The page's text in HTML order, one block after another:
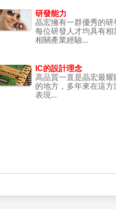
研發能力
晶宏擁有一群優秀的研
每位研發人才均具有相
相關產業經驗...
IC的設計理念
高品質一直是晶宏最耀
的地方，多年來在這方
表現...